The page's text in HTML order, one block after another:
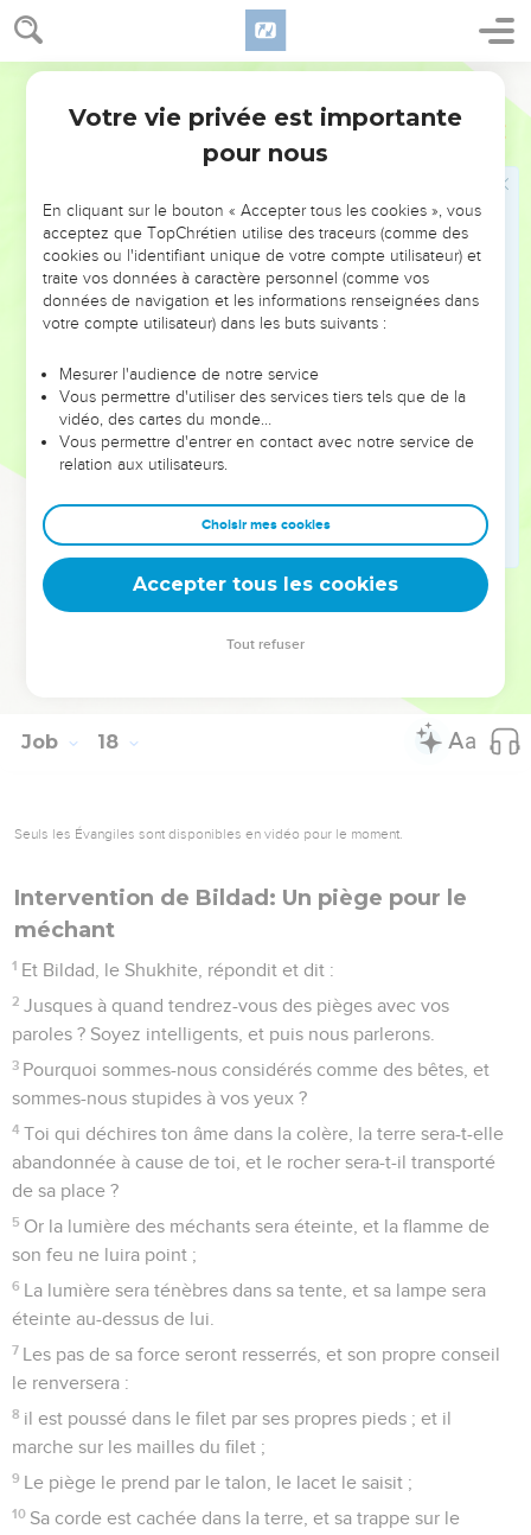
17
de ses fils seront consumés.
Et il a fait de moi un proverbe des peuples, et je suis
devenu un homme auquel on crache au visage.
Mon oeil est terni par le chagrin, et mes membres sont tous
s'élèvera contre l'impie ;
Mais le juste tiendra ferme dans sa voie, et celui qui a les
mains pures croîtra en force.
Mais quant à vous tous, revenez encore, je vous prie ; mais
je ne trouverai pas un sage parmi vous.
Mes jours sont passés, mes desseins sont frustrés, -les
plans chéris de mon coeur.
Ils font de la nuit le jour, la lumière proche en présence
des ténèbres ;
Si j'espère, le shéol est ma maison, j'étends mon lit dans
les ténèbres ;
Je crie à la fosse : Tu es mon père ! aux vers : Ma mère et
ma soeur !
Job 18
Seuls les Évangiles sont disponibles en vidéo pour le moment.
Intervention de Bildad: Un piège pour le
méchant
1 Et Bildad, le Shukhite, répondit et dit :
2 Jusques à quand tendrez-vous des pièges avec vos
paroles ? Soyez intelligents, et puis nous parlerons.
3 Pourquoi sommes-nous considérés comme des bêtes, et
sommes-nous stupides à vos yeux ?
4 Toi qui déchires ton âme dans la colère, la terre sera-t-elle
abandonnée à cause de toi, et le rocher sera-t-il transporté
de sa place ?
5 Or la lumière des méchants sera éteinte, et la flamme de
son feu ne luira point ;
6 La lumière sera ténèbres dans sa tente, et sa lampe sera
éteinte au-dessus de lui.
7 Les pas de sa force seront resserrés, et son propre conseil
le renversera :
8 il est poussé dans le filet par ses propres pieds ; et il
marche sur les mailles du filet ;
9 Le piège le prend par le talon, le lacet le saisit ;
10 Sa corde est cachée dans la terre, et sa trappe sur le
Votre vie privée est importante
pour nous
En cliquant sur le bouton « Accepter tous les cookies », vous
acceptez que TopChrétien utilise des traceurs (comme des
cookies ou l'identifiant unique de votre compte utilisateur) et
traite vos données à caractère personnel (comme vos
données de navigation et les informations renseignées dans
votre compte utilisateur) dans les buts suivants :
Mesurer l'audience de notre service
Vous permettre d'utiliser des services tiers tels que de la
vidéo, des cartes du monde…
Vous permettre d'entrer en contact avec notre service de
relation aux utilisateurs.
Choisir mes cookies
Accepter tous les cookies
Tout refuser